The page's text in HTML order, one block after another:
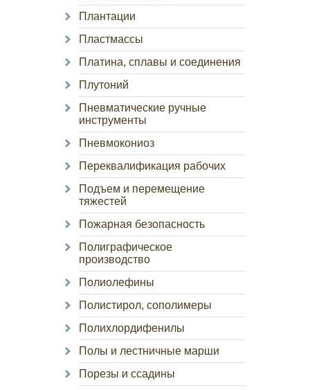
Плантации
Пластмассы
Платина, сплавы и соединения
Плутоний
Пневматические ручные
инструменты
Пневмокониоз
Переквалификация рабочих
Подъем и перемещение
тяжестей
Пожарная безопасность
Полиграфическое
производство
Полиолефины
Полистирол, сополимеры
Полихлордифенилы
Полы и лестничные марши
Порезы и ссадины